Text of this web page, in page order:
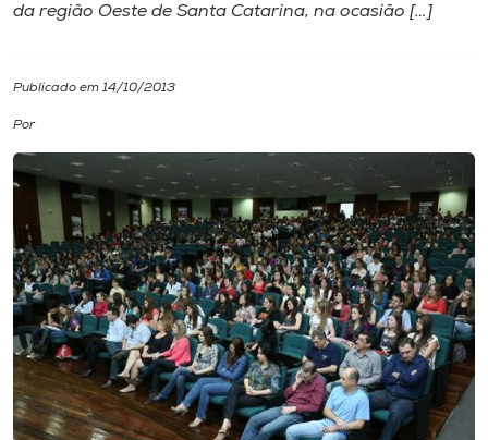
Cultura
CPA
Biblioteca
Editora
Rádio
Museu
da região Oeste de Santa Catarina, na ocasião […]
Publicado em 14/10/2013
Por